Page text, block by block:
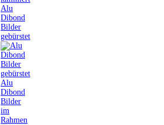
Alu
Dibond
Bilder
gebürstet
Alu
Dibond
Bilder
im
Rahmen